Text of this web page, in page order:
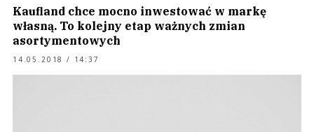
Kaufland chce mocno inwestować w markę
własną. To kolejny etap ważnych zmian
asortymentowych
14.05.2018 / 14:37